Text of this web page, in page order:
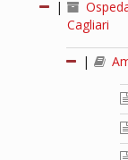
|
Cagliari
|